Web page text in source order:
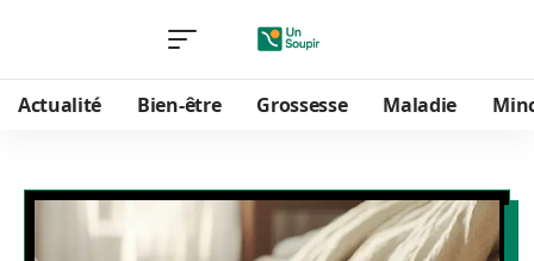
Actualité Bien-être Grossesse Maladie